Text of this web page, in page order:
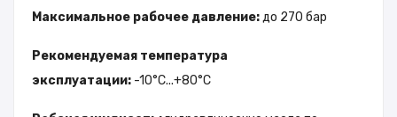
Максимальное рабочее давление:до 270 бар
Рекомендуемая температура
эксплуатации: -10°С...+80°С